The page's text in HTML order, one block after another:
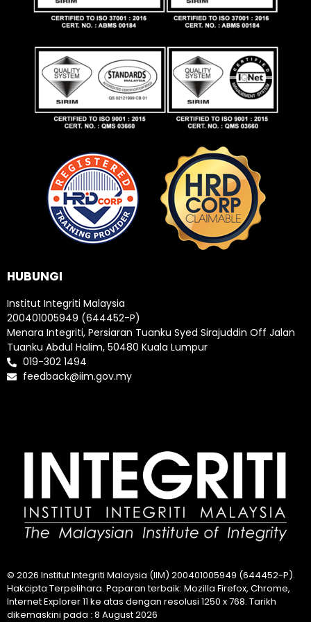
HUBUNGI
Institut Integriti Malaysia
200401005949 (644452-P)
Menara Integriti, Persiaran Tuanku Syed Sirajuddin Off Jalan
Tuanku Abdul Halim, 50480 Kuala Lumpur
019-302 1494
feedback@iim.gov.my
© 2026 Institut Integriti Malaysia (IIM) 200401005949 (644452-P).
Hakcipta Terpelihara. Paparan terbaik: Mozilla Firefox, Chrome,
Internet Explorer 11 ke atas dengan resolusi 1250 x 768. Tarikh
dikemaskini pada : 8 August 2026